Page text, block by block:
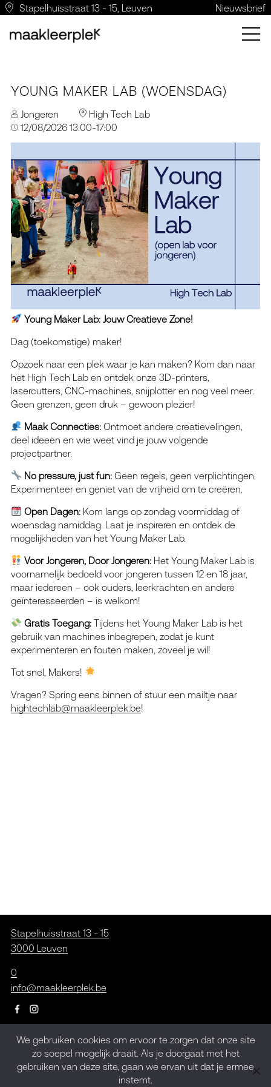
Stapelhuisstraat 13 - 15, Leuven Nieuwsbrief
YOUNG MAKER LAB (WOENSDAG)
Jongeren
High Tech Lab
12/08/2026 13:00-17:00
Young Maker Lab: Jouw Creatieve Zone!
Dag (toekomstige) maker!
Opzoek naar een plek waar je kan maken? Kom dan naar
het High Tech Lab en ontdek onze 3D-printers,
lasercutters, CNC-machines, snijplotter en nog veel meer.
Geen grenzen, geen druk – gewoon plezier!
Maak Connecties: Ontmoet andere creatievelingen,
deel ideeën en wie weet vind je jouw volgende
projectpartner.
No pressure, just fun: Geen regels, geen verplichtingen.
Experimenteer en geniet van de vrijheid om te creëren.
Open Dagen: Kom langs op zondag voormiddag of
woensdag namiddag. Laat je inspireren en ontdek de
mogelijkheden van het Young Maker Lab.
Voor Jongeren, Door Jongeren: Het Young Maker Lab is
voornamelijk bedoeld voor jongeren tussen 12 en 18 jaar,
maar iedereen – ook ouders, leerkrachten en andere
geïnteresseerden – is welkom!
Gratis Toegang: Tijdens het Young Maker Lab is het
gebruik van machines inbegrepen, zodat je kunt
experimenteren en fouten maken, zoveel je wil!
Tot snel, Makers!
Vragen? Spring eens binnen of stuur een mailtje naar
hightechlab@maakleerplek.be!
Stapelhuisstraat 13 - 15
3000 Leuven
0
info@maakleerplek.be
Inschrijven op de
nieuwsbrief
We gebruiken cookies om ervoor te zorgen dat onze site
zo soepel mogelijk draait. Als je doorgaat met het
gebruiken van deze site, gaan we ervan uit dat je ermee
instemt.